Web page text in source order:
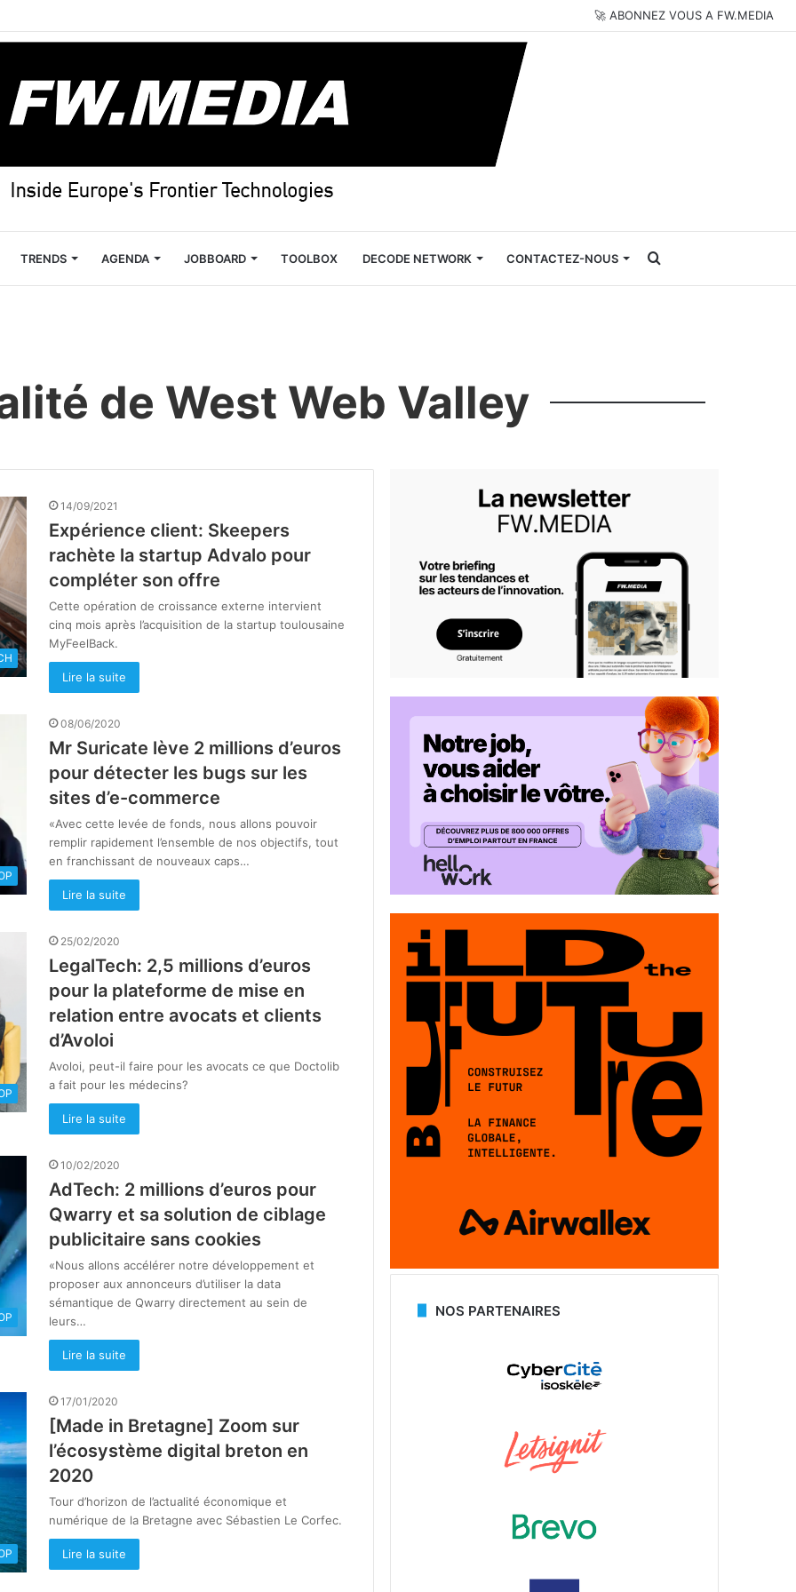
🚀 ABONNEZ VOUS A FW.MEDIA
TRENDS AGENDA JOBBOARD TOOLBOX DECODE NETWORK CONTACTEZ-NOUS Rechercher
de West Web Valley
14/09/2021
Expérience client: Skeepers
rachète la startup Advalo pour
compléter son offre
Cette opération de croissance externe intervient
cinq mois après l’acquisition de la startup toulousaine
MyFeelBack.
Lire la suite
08/06/2020
Mr Suricate lève 2 millions d’euros
pour détecter les bugs sur les
sites d’e-commerce
«Avec cette levée de fonds, nous allons pouvoir
remplir rapidement l’ensemble de nos objectifs, tout
en franchissant de nouveaux caps…
Lire la suite
25/02/2020
LegalTech: 2,5 millions d’euros
pour la plateforme de mise en
relation entre avocats et clients
d’Avoloi
Avoloi, peut-il faire pour les avocats ce que Doctolib
a fait pour les médecins?
Lire la suite
10/02/2020
AdTech: 2 millions d’euros pour
Qwarry et sa solution de ciblage
publicitaire sans cookies
«Nous allons accélérer notre développement et
proposer aux annonceurs d’utiliser la data
sémantique de Qwarry directement au sein de
leurs…
Lire la suite
17/01/2020
[Made in Bretagne] Zoom sur
l’écosystème digital breton en
2020
Tour d’horizon de l’actualité économique et
numérique de la Bretagne avec Sébastien Le Corfec.
Lire la suite
NOS PARTENAIRES